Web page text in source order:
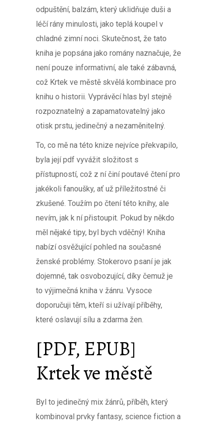
odpuštění, balzám, který uklidňuje duši a
léčí rány minulosti, jako teplá koupel v
chladné zimní noci. Skutečnost, že tato
kniha je popsána jako romány naznačuje, že
není pouze informativní, ale také zábavná,
což Krtek ve městě skvělá kombinace pro
knihu o historii. Vyprávěcí hlas byl stejně
rozpoznatelný a zapamatovatelný jako
otisk prstu, jedinečný a nezaměnitelný.
To, co mě na této knize nejvíce překvapilo,
byla její pdf vyvážit složitost s
přístupností, což z ní činí poutavé čtení pro
jakékoli fanoušky, ať už příležitostné či
zkušené. Toužím po čtení této knihy, ale
nevím, jak k ní přistoupit. Pokud by někdo
měl nějaké tipy, byl bych vděčný! Kniha
nabízí osvěžující pohled na současné
ženské problémy. Stokerovo psaní je jak
dojemné, tak osvobozující, díky čemuž je
to výjimečná kniha v žánru. Vysoce
doporučuji těm, kteří si užívají příběhy,
které oslavují sílu a zdarma žen.
[PDF, EPUB]
Krtek ve městě
Byl to jedinečný mix žánrů, příběh, který
kombinoval prvky fantasy, science fiction a